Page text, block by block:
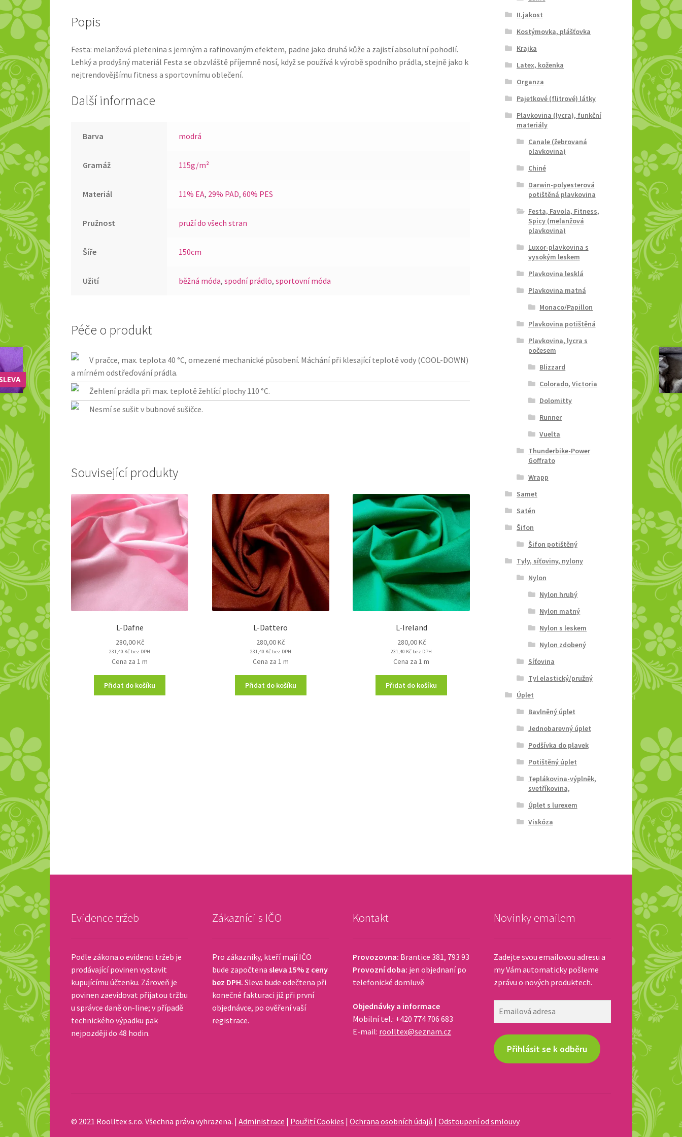
Popis
Festa: melanžová pletenina s jemným a rafinovaným efektem, padne jako druhá kůže a zajistí absolutní pohodlí.
Lehký a prodyšný materiál Festa se obzvláště příjemně nosí, když se používá k výrobě spodního prádla, stejně jako k
nejtrendovějšímu fitness a sportovnímu oblečení.
Další informace
Barva modrá
Gramáž 115g/m²
Materiál 11% EA, 29% PAD, 60% PES
Pružnost pruží do všech stran
Šíře 150cm
Užití běžná móda, spodní prádlo, sportovní móda
Péče o produkt
V pračce, max. teplota 40 °C, omezené mechanické působení. Máchání při klesající teplotě vody (COOL-DOWN)
a mírném odstřeďování prádla.
Žehlení prádla při max. teplotě žehlící plochy 110 °C.
Nesmí se sušit v bubnové sušičce.
Související produkty
L-Dafne
280,00Kč
231,40 Kč bez DPH
Cena za 1 m
Přidat do košíku
L-Dattero
280,00Kč
231,40 Kčbez DPH
Cena za 1 m
Přidat do košíku
L-Ireland
280,00Kč
231,40 Kč bez DPH
Cena za 1 m
Přidat do košíku
II.jakost
Kostýmovka, plášťovka
Krajka
Latex, koženka
Organza
Pajetkové (flitrové) látky
Plavkovina (lycra), funkční
materiály
Canale (žebrovaná
plavkovina)
Chiné
Darwin-polyesterová
potištěná plavkovina
Festa, Favola, Fitness,
Spicy (melanžová
plavkovina)
Luxor-plavkovina s
vysokým leskem
Plavkovina lesklá
Plavkovina matná
Monaco/Papillon
Plavkovina potištěná
Plavkovina, lycra s
počesem
Blizzard
Colorado, Victoria
Dolomitty
Runner
Vuelta
Thunderbike-Power
Goffrato
Wrapp
Samet
Satén
Šifon
Šifon potištěný
Tyly, síťoviny, nylony
Nylon
Nylon hrubý
Nylon matný
Nylon s leskem
Nylon zdobený
Síťovina
Tyl elastický/pružný
Úplet
Bavlněný úplet
Jednobarevný úplet
Podšívka do plavek
Potištěný úplet
Teplákovina-výplněk,
svetříkovina,
Úplet s lurexem
Viskóza
Evidence tržeb
Podle zákona o evidenci tržeb je
prodávající povinen vystavit
kupujícímu účtenku. Zároveň je
povinen zaevidovat přijatou tržbu
u správce daně on-line; v případě
technického výpadku pak
nejpozději do 48 hodin.
Zákazníci s IČO
Pro zákazníky, kteří mají IČO
bude započtena sleva 15% z ceny
bez DPH. Sleva bude odečtena při
konečné fakturaci již při první
objednávce, po ověření vaší
registrace.
Kontakt
Provozovna: Brantice 381, 793 93
Provozní doba: jen objednaní po
telefonické domluvě
Objednávky a informace
Mobilní tel.: +420 774 706 683
E-mail: roolltex@seznam.cz
Novinky emailem
Zadejte svou emailovou adresu a
my Vám automaticky pošleme
zprávu o nových produktech.
Přihlásit se k odběru
© 2021 Roolltex s.r.o. Všechna práva vyhrazena. |Administrace | Použití Cookies |Ochrana osobních údajů |Odstoupení od smlouvy